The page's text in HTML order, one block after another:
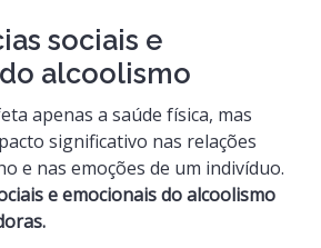
sociais e
alcoolismo
apenas a saúde física, mas
significativo nas relações
e nas emoções de um indivíduo.
e emocionais do alcoolismo